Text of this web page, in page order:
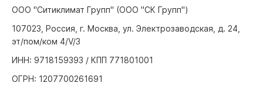
ООО "Ситиклимат Групп" (ООО "СК Групп")
107023, Россия, г. Москва, ул. Электрозаводская, д. 24,
эт/пом/ком 4/V/3
ИНН: 9718159393 / КПП 771801001
ОГРН: 1207700261691